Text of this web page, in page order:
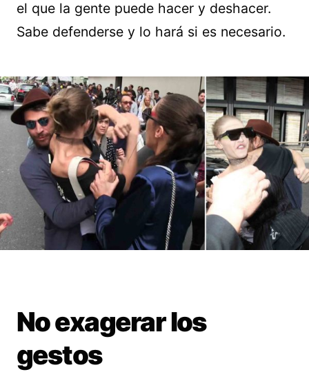
el que la gente puede hacer y deshacer.
Sabe defenderse y lo hará si es necesario.
No exagerar los
gestos